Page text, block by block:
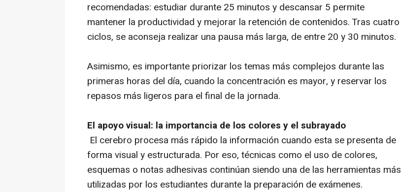
recomendadas: estudiar durante 25 minutos y descansar 5 permite
mantener la productividad y mejorar la retención de contenidos. Tras cuatro
ciclos, se aconseja realizar una pausa más larga, de entre 20 y 30 minutos.
Asimismo, es importante priorizar los temas más complejos durante las
primeras horas del día, cuando la concentración es mayor, y reservar los
repasos más ligeros para el final de la jornada.
El apoyo visual: la importancia de los colores y el subrayado
El cerebro procesa más rápido la información cuando esta se presenta de
forma visual y estructurada. Por eso, técnicas como el uso de colores,
esquemas o notas adhesivas continúan siendo una de las herramientas más
utilizadas por los estudiantes durante la preparación de exámenes.